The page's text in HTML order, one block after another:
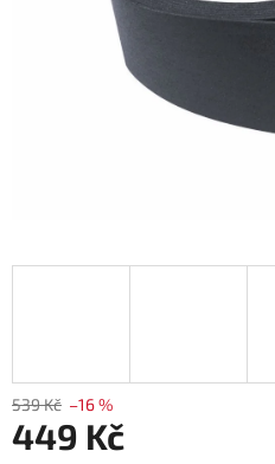
539 Kč –16 %
449 Kč